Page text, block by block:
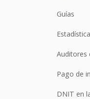
Guías
Auditores
Pago de
DNIT en